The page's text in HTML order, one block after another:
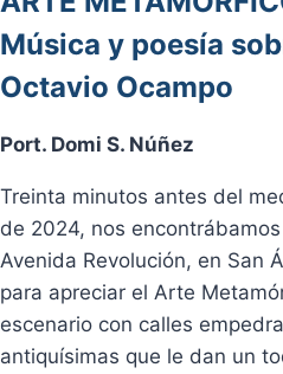
Música y poesía
Octavio Ocampo
Port. Domi S. Núñez
Treinta minutos antes del
de 2024, nos
Avenida Revolución, en San
para apreciar el Arte
escenario con calles
antiquísimas que le dan un